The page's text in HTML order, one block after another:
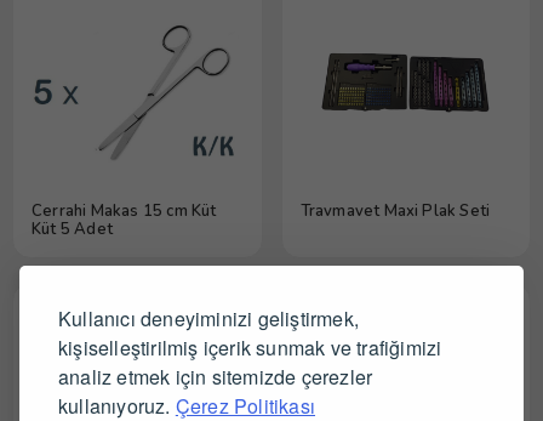
Kullanıcı deneyiminizi geliştirmek,
kişiselleştirilmiş içerik sunmak ve trafiğimizi
analiz etmek için sitemizde çerezler
kullanıyoruz. Çerez Politikası
Cerrahi Makas 15 cm Küt
Küt 5 Adet
Travmavet Maxi Plak Seti